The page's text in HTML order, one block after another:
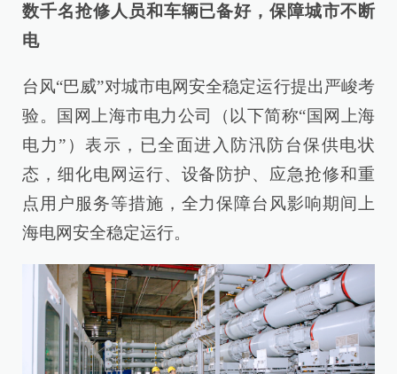
数千名抢修人员和车辆已备好，保障城市不断
电
台风“巴威”对城市电网安全稳定运行提出严峻考
验。国网上海市电力公司（以下简称“国网上海
电力”）表示，已全面进入防汛防台保供电状
态，细化电网运行、设备防护、应急抢修和重
点用户服务等措施，全力保障台风影响期间上
海电网安全稳定运行。